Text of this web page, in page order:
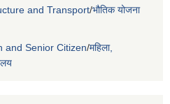
and Transport/भौतिक योजना
and Senior Citizen/महिला,